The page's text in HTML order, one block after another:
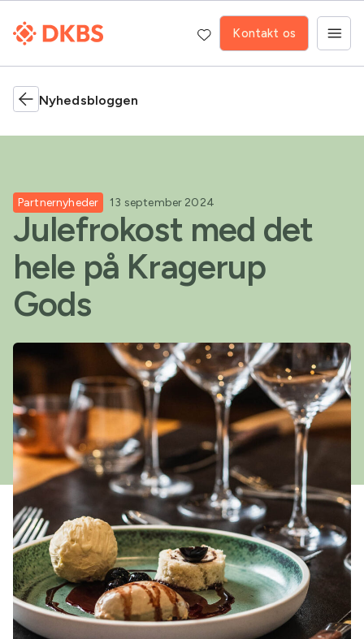
Kontakt os
Nyhedsbloggen
Partnernyheder 13 september 2024
Julefrokost med det
hele på Kragerup
Gods